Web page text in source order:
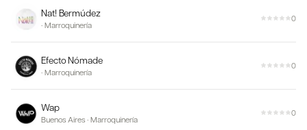
Nat! Bermúdez
· Marroquinería
0
Efecto Nómade
· Marroquinería
0
Wap
Buenos Aires · Marroquinería
0